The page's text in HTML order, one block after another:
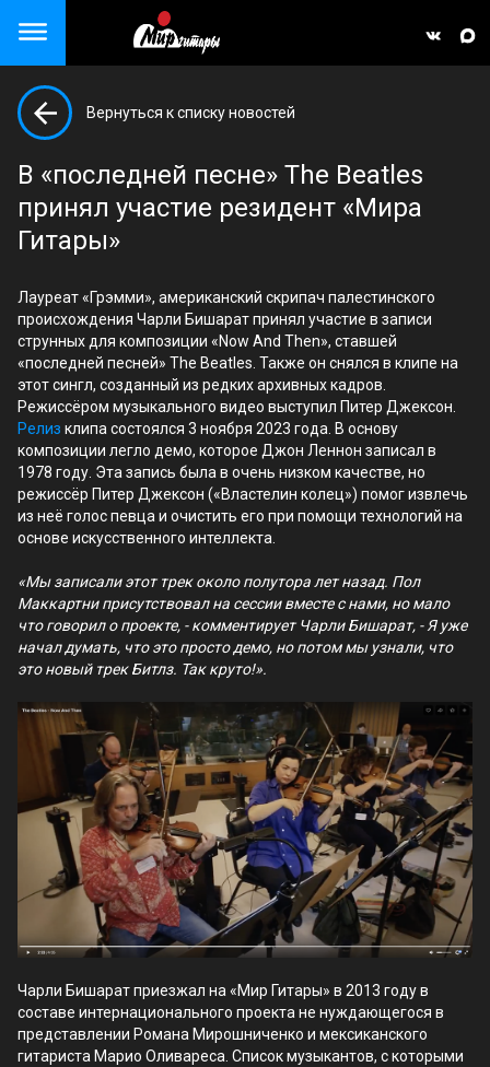
Close menu
Вернуться к списку новостей
В «последней песне» The Beatles
принял участие резидент «Мира
Гитары»
Лауреат «Грэмми», американский скрипач палестинского
проиcхождения Чарли Бишарат принял участие в записи
струнных для композиции «Now And Then», ставшей
«последней песней» The Beatles. Также он снялся в клипе на
этот сингл, созданный из редких архивных кадров.
Режиссёром музыкального видео выступил Питер Джексон.
Релиз клипа состоялся 3 ноября 2023 года. В основу
композиции легло демо, которое Джон Леннон записал в
1978 году. Эта запись была в очень низком качестве, но
режиссёр Питер Джексон («Властелин колец») помог извлечь
из неё голос певца и очистить его при помощи технологий на
основе искусственного интеллекта.
«Мы записали этот трек около полутора лет назад. Пол
Маккартни присутствовал на сессии вместе с нами, но мало
что говорил о проекте, - комментирует Чарли Бишарат, - Я уже
начал думать, что это просто демо, но потом мы узнали, что
это новый трек Битлз. Так круто!».
Чарли Бишарат приезжал на «Мир Гитары» в 2013 году в
составе интернационального проекта не нуждающегося в
представлении Романа Мирошниченко и мексиканского
гитариста Марио Оливареса. Список музыкантов, с которыми